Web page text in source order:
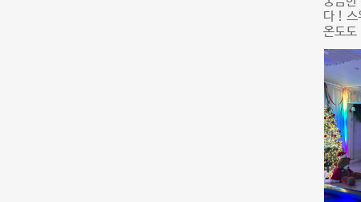
다 ! 스
온도도